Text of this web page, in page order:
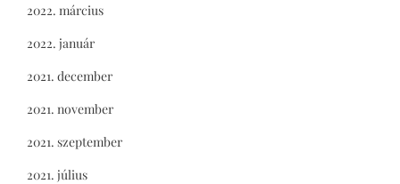
2022. március
2022. január
2021. december
2021. november
2021. szeptember
2021. július